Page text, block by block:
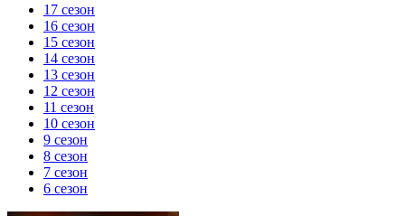
17 сезон
16 сезон
15 сезон
14 сезон
13 сезон
12 сезон
11 сезон
10 сезон
9 сезон
8 сезон
7 сезон
6 сезон